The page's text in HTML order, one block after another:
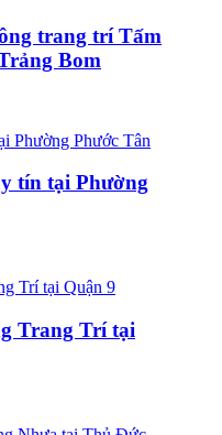
trang trí Tấm
Bom
tín tại Phường
Trang Trí tại